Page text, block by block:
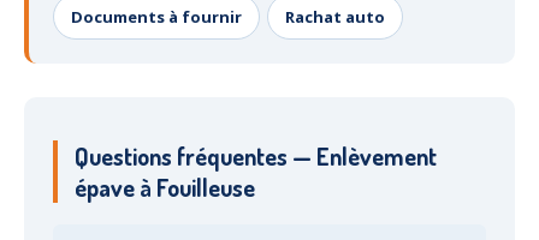
Documents à fournir Rachat auto
Questions fréquentes — Enlèvement
épave à Fouilleuse